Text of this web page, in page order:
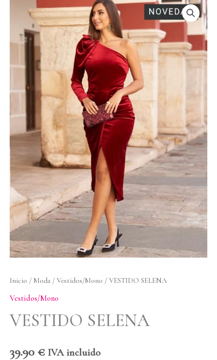
Inicio / Moda / Vestidos/Mono / VESTIDO SELENA
Vestidos/Mono
VESTIDO SELENA
39.90 € IVA incluido
SELENA
cantidad